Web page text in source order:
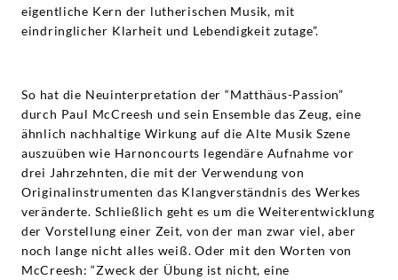
eigentliche Kern der lutherischen Musik, mit
eindringlicher Klarheit und Lebendigkeit zutage”.
So hat die Neuinterpretation der “Matthäus-Passion”
durch Paul McCreesh und sein Ensemble das Zeug, eine
ähnlich nachhaltige Wirkung auf die Alte Musik Szene
auszuüben wie Harnoncourts legendäre Aufnahme vor
drei Jahrzehnten, die mit der Verwendung von
Originalinstrumenten das Klangverständnis des Werkes
veränderte. Schließlich geht es um die Weiterentwicklung
der Vorstellung einer Zeit, von der man zwar viel, aber
noch lange nicht alles weiß. Oder mit den Worten von
McCreesh: “Zweck der Übung ist nicht, eine